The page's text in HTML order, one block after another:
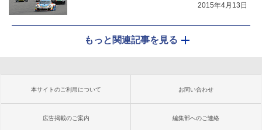
2015年4月13日
もっと関連記事を見る
本サイトのご利用について お問い合わせ
広告掲載のご案内 編集部へのご連絡